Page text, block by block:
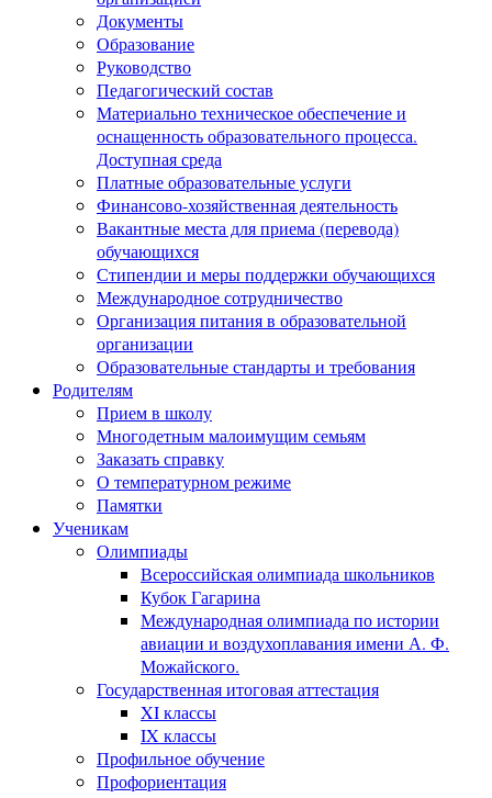
Документы
Образование
Руководство
Педагогический состав
Материально техническое обеспечение и
оснащенность образовательного процесса.
Доступная среда
Платные образовательные услуги
Финансово-хозяйственная деятельность
Вакантные места для приема (перевода)
обучающихся
Стипендии и меры поддержки обучающихся
Международное сотрудничество
Организация питания в образовательной
организации
Образовательные стандарты и требования
Родителям
Прием в школу
Многодетным малоимущим семьям
Заказать справку
О температурном режиме
Памятки
Ученикам
Олимпиады
Всероссийская олимпиада школьников
Кубок Гагарина
Международная олимпиада по истории
авиации и воздухоплавания имени А. Ф.
Можайского.
Государственная итоговая аттестация
XI классы
IX классы
Профильное обучение
Профориентация